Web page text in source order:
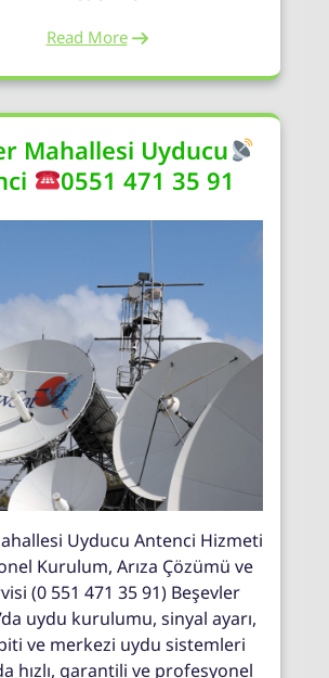
Read More
Mahallesi Uyducu
0551 471 35 91
Uyducu Antenci Hizmeti
Kurulum, Arıza Çözümü ve
(0 551 471 35 91) Beşevler
uydu kurulumu, sinyal ayarı,
ve merkezi uydu sistemleri
hızlı, garantili ve profesyonel